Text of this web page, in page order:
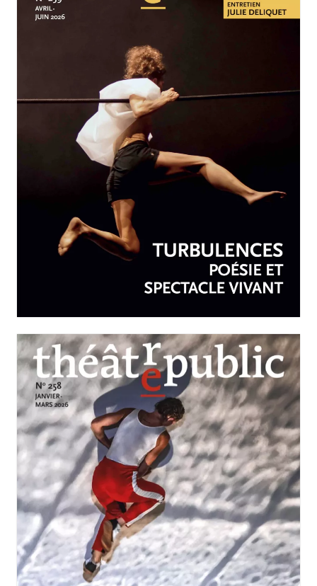
AVRIL-JUIN 2026
N°259
Turbulences : poésie et
spectacle vivant